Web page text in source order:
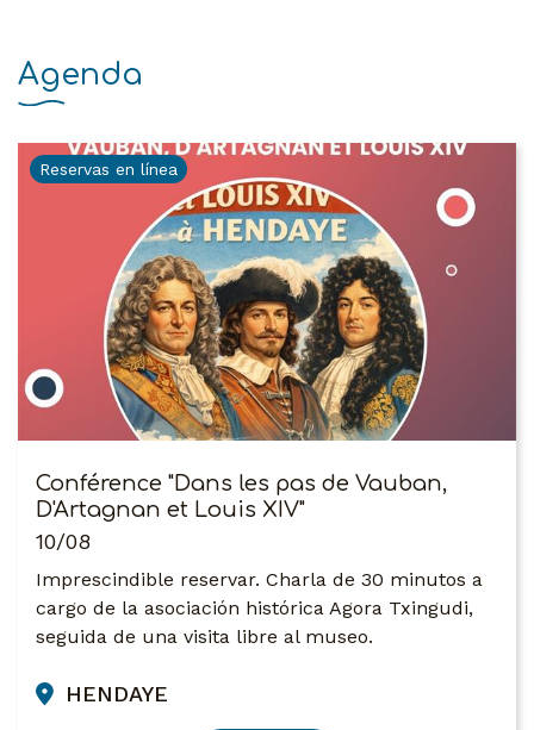
Agenda
Reservas en línea
Conférence "Dans les pas de Vauban,
D'Artagnan et Louis XIV"
10/08
Imprescindible reservar. Charla de 30 minutos a
cargo de la asociación histórica Agora Txingudi,
seguida de una visita libre al museo.
HENDAYE